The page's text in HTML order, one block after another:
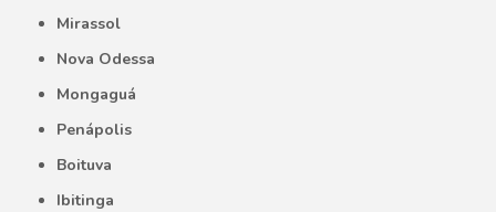
Mirassol
Nova Odessa
Mongaguá
Penápolis
Boituva
Ibitinga